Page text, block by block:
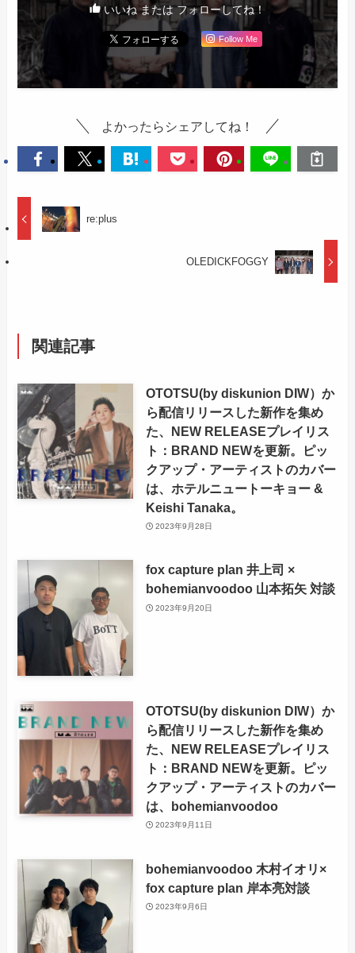
いいね または フォローしてね！
Follow Me
よかったらシェアしてね！
re:plus
OLEDICKFOGGY
関連記事
OTOTSU(by diskunion DIW）か
ら配信リリースした新作を集め
た、NEW RELEASEプレイリス
ト：BRAND NEWを更新。ピッ
クアップ・アーティストのカバー
は、ホテルニュートーキョー &
Keishi Tanaka。
2023年9月28日
fox capture plan 井上司 ×
bohemianvoodoo 山本拓矢 対談
2023年9月20日
OTOTSU(by diskunion DIW）か
ら配信リリースした新作を集め
た、NEW RELEASEプレイリス
ト：BRAND NEWを更新。ピッ
クアップ・アーティストのカバー
は、bohemianvoodoo
2023年9月11日
bohemianvoodoo 木村イオリ×
fox capture plan 岸本亮対談
2023年9月6日